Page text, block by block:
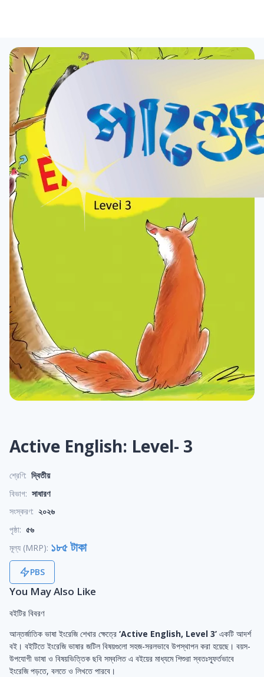
Active English: Level- 3
শ্রেণি: দ্বিতীয়
বিভাগ: সাধারণ
সংস্করণ: ২০২৬
পৃষ্ঠা: ৫৬
মূল্য (MRP): ১৮৫ টাকা
PBS
You May Also Like
বইটির বিবরণ
আন্তর্জাতিক ভাষা ইংরেজি শেখার ক্ষেত্রে ‘Active English, Level 3’ একটি আদর্শ
বই। বইটিতে ইংরেজি ভাষার জটিল বিষয়গুলো সহজ-সরলভাবে উপস্থাপন করা হয়েছে। বয়স-
উপযোগী ভাষা ও বিষয়ভিত্তিক ছবি সম্বলিত এ বইয়ের মাধ্যমে শিশুরা স্বতঃস্ফূর্তভাবে
ইংরেজি পড়তে, বলতে ও লিখতে পারবে।